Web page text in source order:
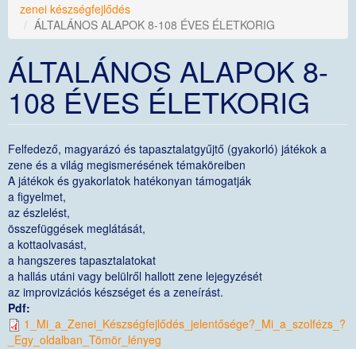
zenei készségfejlődés
ÁLTALÁNOS ALAPOK 8-108 ÉVES ÉLETKORIG
ÁLTALÁNOS ALAPOK 8-
108 ÉVES ÉLETKORIG
Felfedező, magyarázó és tapasztalatgyűjtő (gyakorló) játékok a
zene és a világ megismerésének témaköreiben
A játékok és gyakorlatok hatékonyan támogatják
a figyelmet,
az észlelést,
összefüggések meglátását,
a kottaolvasást,
a hangszeres tapasztalatokat
a hallás utáni vagy belülről hallott zene lejegyzését
az improvizációs készséget és a zeneírást.
Pdf:
1_Mi_a_Zenei_Készségfejlődés_jelentősége?_Mi_a_szolfézs_?
_Egy_oldalban_Tömör_lényeg